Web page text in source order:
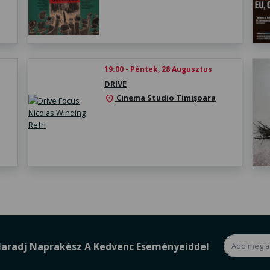
19:00 - Péntek, 28 Augusztus
DRIVE
location_on Cinema Studio Timișoara
Naprakész A Kedvenc Eseményeiddel